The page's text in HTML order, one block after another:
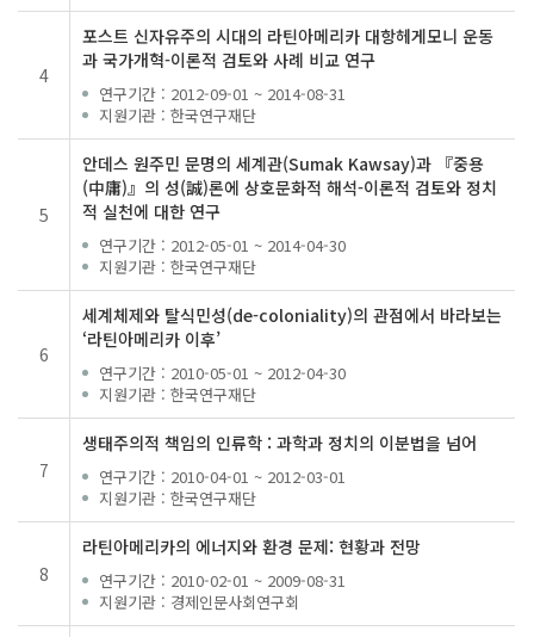
4
포스트 신자유주의 시대의 라틴아메리카 대항헤게모니 운동
과 국가개혁-이론적 검토와 사례 비교 연구
연구기간 : 2012-09-01 ~ 2014-08-31
지원기관 : 한국연구재단
5
안데스 원주민 문명의 세계관(Sumak Kawsay)과 『중용
(中庸)』의 성(誠)론에 상호문화적 해석-이론적 검토와 정치
적 실천에 대한 연구
연구기간 : 2012-05-01 ~ 2014-04-30
지원기관 : 한국연구재단
6
세계체제와 탈식민성(de-coloniality)의 관점에서 바라보는
‘라틴아메리카 이후’
연구기간 : 2010-05-01 ~ 2012-04-30
지원기관 : 한국연구재단
7
생태주의적 책임의 인류학 : 과학과 정치의 이분법을 넘어
연구기간 : 2010-04-01 ~ 2012-03-01
지원기관 : 한국연구재단
8
라틴아메리카의 에너지와 환경 문제: 현황과 전망
연구기간 : 2010-02-01 ~ 2009-08-31
지원기관 : 경제인문사회연구회